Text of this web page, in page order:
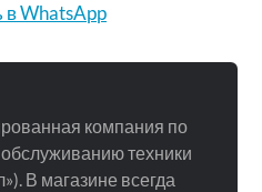
в WhatsApp
компания по
техники
В магазине всегда